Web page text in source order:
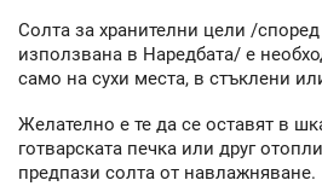
Солта за хранителни цели /
използвана в Наредбата/ е
само на сухи места, в стъклени
Желателно е те да се оставят в
готварската печка или друг
предпази солта от навлажняване.